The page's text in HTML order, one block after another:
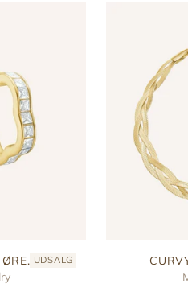
ØRE...UDSALG